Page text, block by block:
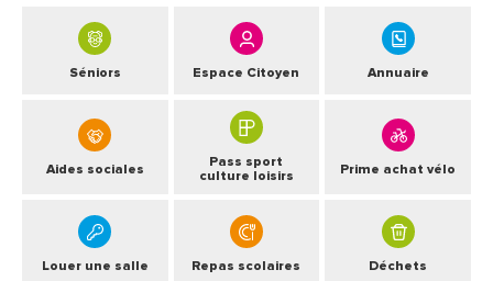
Séniors Espace Citoyen Annuaire
Aides sociales
Pass sport
culture loisirs
Prime achat vélo
Louer une salle Repas scolaires Déchets